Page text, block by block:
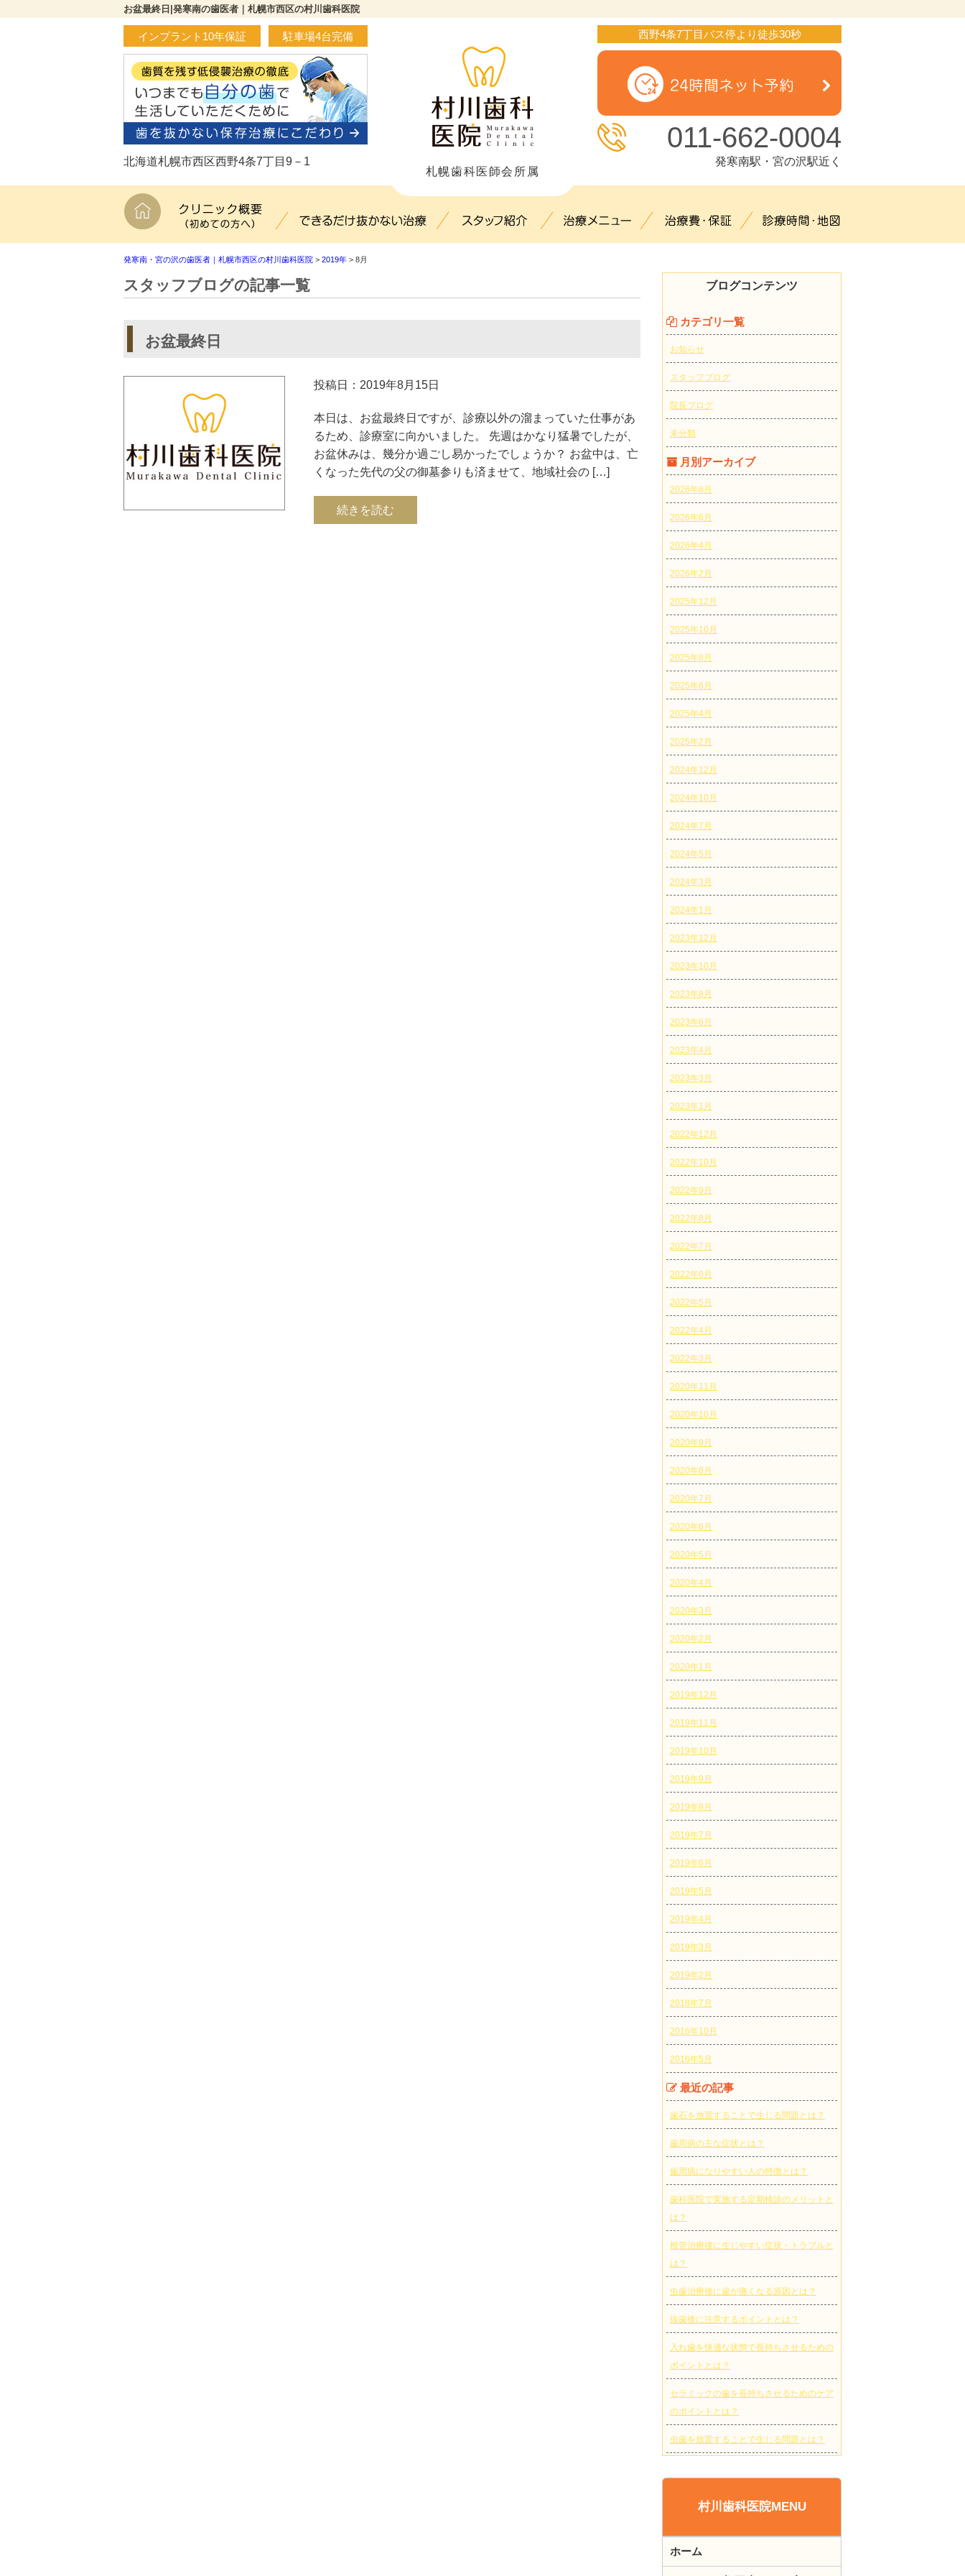
お盆最終日|発寒南の歯医者｜札幌市西区の村川歯科医院
インプラント10年保証 駐車場4台完備
北海道札幌市西区西野4条7丁目9－1
札幌歯科医師会所属
西野4条7丁目バス停より徒歩30秒
011-662-0004
発寒南駅・宮の沢駅近く
クリニック概要(初めての方へ) 出来るだけ抜かない治療スタッフ紹介
発寒南・宮の沢の歯医者｜札幌市西区の村川歯科医院 > 2019年 > 8月
スタッフブログの記事一覧
お盆最終日
投稿日：2019年8月15日
本日は、お盆最終日ですが、診療以外の溜まっていた仕事があ
るため、診療室に向かいました。 先週はかなり猛暑でしたが、
お盆休みは、幾分か過ごし易かったでしょうか？ お盆中は、亡
くなった先代の父の御墓参りも済ませて、地域社会の […]
続きを読む
ブログコンテンツ
カテゴリ一覧
お知らせ
スタッフブログ
院長ブログ
未分類
月別アーカイブ
2026年8月
2026年6月
2026年4月
2026年2月
2025年12月
2025年10月
2025年8月
2025年6月
2025年4月
2025年2月
2024年12月
2024年10月
2024年7月
2024年5月
2024年3月
2024年1月
2023年12月
2023年10月
2023年8月
2023年6月
2023年4月
2023年3月
2023年1月
2022年12月
2022年10月
2022年9月
2022年8月
2022年7月
2022年6月
2022年5月
2022年4月
2022年3月
2020年11月
2020年10月
2020年9月
2020年8月
2020年7月
2020年6月
2020年5月
2020年4月
2020年3月
2020年2月
2020年1月
2019年12月
2019年11月
2019年10月
2019年9月
2019年8月
2019年7月
2019年6月
2019年5月
2019年4月
2019年3月
2019年2月
2018年7月
2016年10月
2016年5月
最近の記事
歯石を放置することで生じる問題とは？
歯周病の主な症状とは？
歯周病になりやすい人の特徴とは？
歯科医院で実施する定期検診のメリットと
は？
根管治療後に生じやすい症状・トラブルと
は？
虫歯治療後に歯が痛くなる原因とは？
抜歯後に注意するポイントとは？
入れ歯を快適な状態で長持ちさせるための
ポイントとは？
セラミックの歯を長持ちさせるためのケア
のポイントとは？
虫歯を放置することで生じる問題とは？
村川歯科医院MENU
ホーム